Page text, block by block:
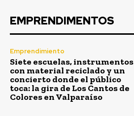
EMPRENDIMENTOS
Emprendimiento
Siete escuelas, instrumentos
con material reciclado y un
concierto donde el público
toca: la gira de Los Cantos de
Colores en Valparaíso